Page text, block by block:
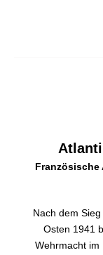
Nach dem
Osten 1941
Wehrmacht im